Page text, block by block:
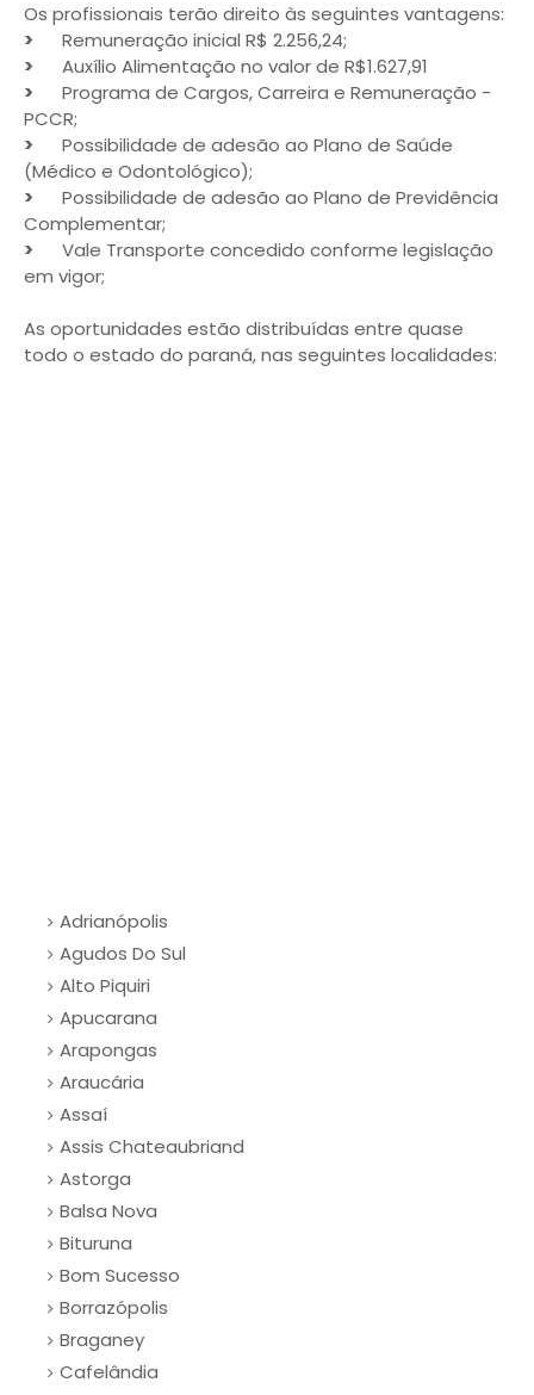
Os profissionais terão direito às seguintes vantagens:
> Remuneração inicial R$ 2.256,24;
> Auxílio Alimentação no valor de R$1.627,91
> Programa de Cargos, Carreira e Remuneração -
PCCR;
> Possibilidade de adesão ao Plano de Saúde
(Médico e Odontológico);
> Possibilidade de adesão ao Plano de Previdência
Complementar;
> Vale Transporte concedido conforme legislação
em vigor;
As oportunidades estão distribuídas entre quase
todo o estado do paraná, nas seguintes localidades:
Adrianópolis
Agudos Do Sul
Alto Piquiri
Apucarana
Arapongas
Araucária
Assaí
Assis Chateaubriand
Astorga
Balsa Nova
Bituruna
Bom Sucesso
Borrazópolis
Braganey
Cafelândia